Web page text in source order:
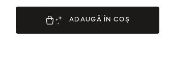
din 5
ADAUGĂ ÎN COȘ